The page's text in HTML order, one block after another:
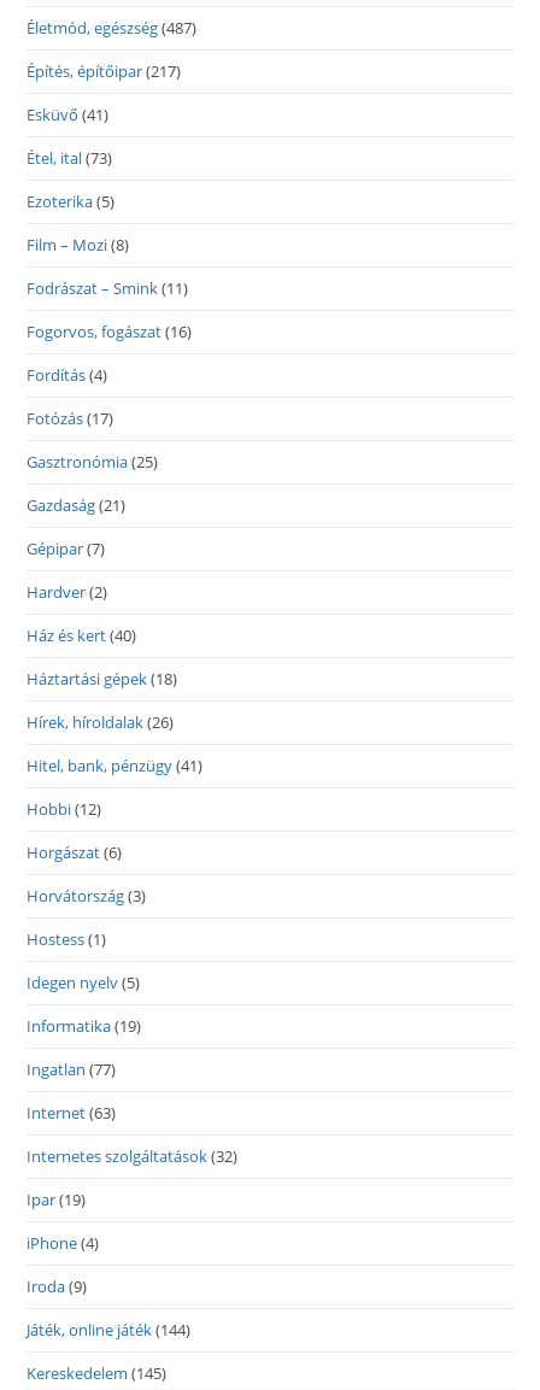
Életmód, egészség(487)
Építés, építőipar(217)
Esküvő (41)
Étel, ital(73)
Ezoterika(5)
Film – Mozi(8)
Fodrászat – Smink(11)
Fogorvos, fogászat(16)
Fordítás(4)
Fotózás(17)
Gasztronómia(25)
Gazdaság(21)
Gépipar(7)
Hardver(2)
Ház és kert(40)
Háztartási gépek(18)
Hírek, híroldalak(26)
Hitel, bank, pénzügy(41)
Hobbi(12)
Horgászat(6)
Horvátország(3)
Hostess(1)
Idegen nyelv(5)
Informatika(19)
Ingatlan (77)
Internet(63)
Internetes szolgáltatások(32)
Ipar(19)
iPhone(4)
Iroda(9)
Játék, online játék(144)
Kereskedelem (145)